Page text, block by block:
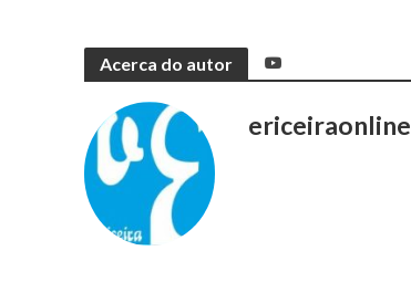
Acerca do autor
ericeiraonline